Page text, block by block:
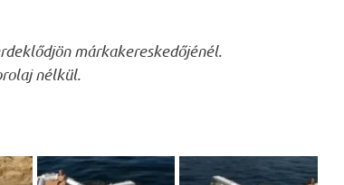
márkakereskedőjénél.
nélkül.